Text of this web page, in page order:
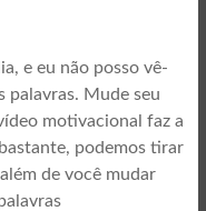
e eu não posso vê-
palavras. Mude seu
motivacional faz a
podemos tirar
de você mudar